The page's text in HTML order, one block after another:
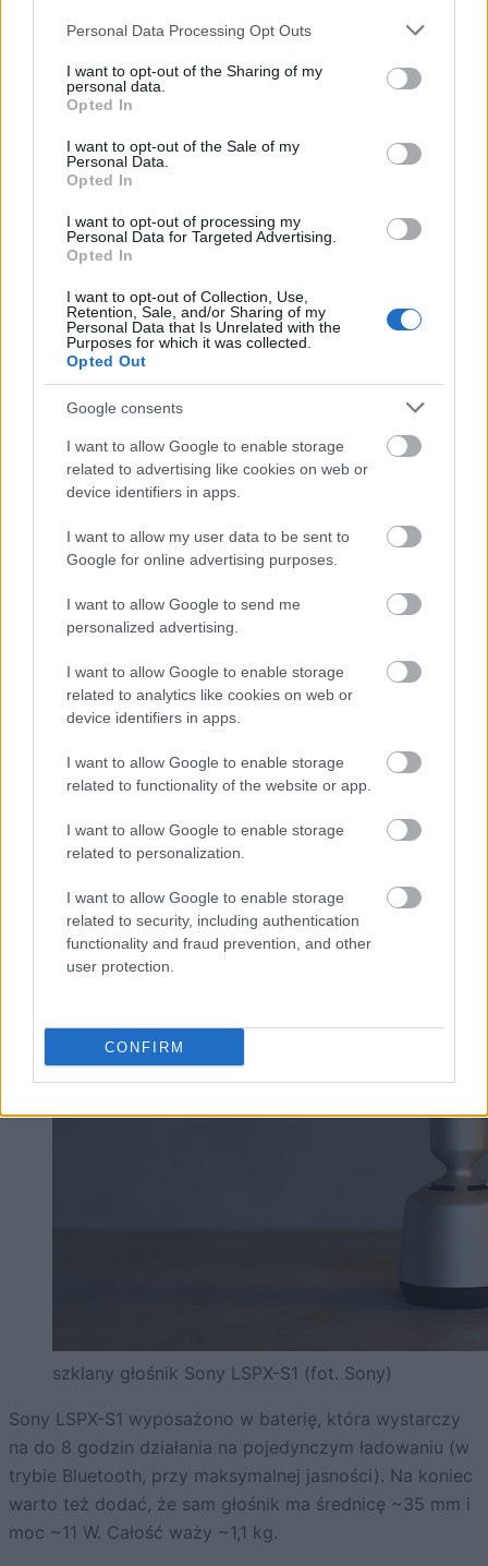
Please note that this website/app uses one or more Google
not limited to your visit or usage behaviour. You may click to
grant or deny consent to Google and its third-party tags to
use your data for below specified purposes in below Google
consent section.
Personal Data Processing Opt Outs
I want to opt-out of the Sharing of my
personal data.
Opted In
I want to opt-out of the Sale of my
Personal Data.
Opted In
I want to opt-out of processing my
Personal Data for Targeted Advertising.
Opted In
I want to opt-out of Collection, Use,
Retention, Sale, and/or Sharing of my
Personal Data that Is Unrelated with the
Purposes for which it was collected.
Opted Out
Google consents
I want to allow Google to enable storage
related to advertising like cookies on web or
device identifiers in apps.
I want to allow my user data to be sent to
Google for online advertising purposes.
I want to allow Google to send me
personalized advertising.
I want to allow Google to enable storage
related to analytics like cookies on web or
device identifiers in apps.
I want to allow Google to enable storage
related to functionality of the website or app.
I want to allow Google to enable storage
related to personalization.
I want to allow Google to enable storage
related to security, including authentication
functionality and fraud prevention, and other
user protection.
CONFIRM
szklany głośnik Sony LSPX-S1 (fot. Sony)
Szklany głośnik Sony LSPX-S1 (takiego dokładnie
określenia używa producent) ma na pokładzie również
moduły Bluetooth, Wi-Fi, NFC i wejście audio. Za jego
bezprzewodowo, jak i przewodowo. Bez względu na
wybraną metodę, zawsze powinien się on jednak
ad
Urządzenie wyposażono również w źródło światła.
Użytkownik może wybrać jeden z aż 32 poziomów
jasności, jednak o zmianie koloru Sony nic już nie
wspomina. Co więcej, można także włączyć opcję
migotania światła (jasne lub delikatne), aby głośnik
przypominał lampę naftową.
szklany głośnik Sony LSPX-S1 (fot. Sony)
Sony LSPX-S1 wyposażono w baterię, która wystarczy
na do 8 godzin działania na pojedynczym ładowaniu (w
trybie Bluetooth, przy maksymalnej jasności). Na koniec
warto też dodać, że sam głośnik ma średnicę ~35 mm i
moc ~11 W. Całość waży ~1,1 kg.